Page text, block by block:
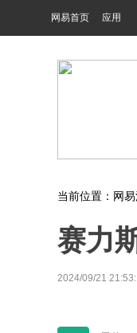
网易首页 应用
当前位置： 网
赛力
2024/09/21